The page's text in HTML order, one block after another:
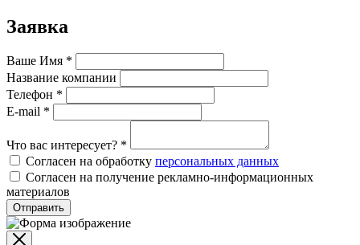
Заявка
Ваше Имя *
Название компании
Телефон *
E-mail *
Что вас интересует? *
Согласен на обработку персональных данных
Согласен на получение рекламно-информационных
материалов
Отправить